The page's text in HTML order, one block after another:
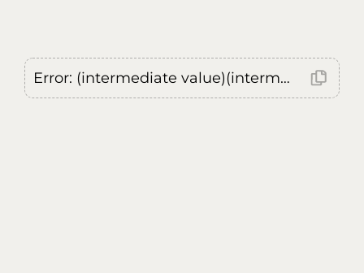
Error: (intermediate value)(intermediate value)(intermediate value).replaceAll is not a function